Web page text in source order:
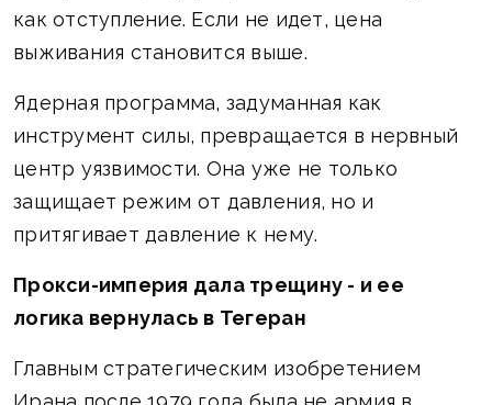
как отступление. Если не идет, цена
выживания становится выше.
Ядерная программа, задуманная как
инструмент силы, превращается в нервный
центр уязвимости. Она уже не только
защищает режим от давления, но и
притягивает давление к нему.
Прокси-империя дала трещину - и ее
логика вернулась в Тегеран
Главным стратегическим изобретением